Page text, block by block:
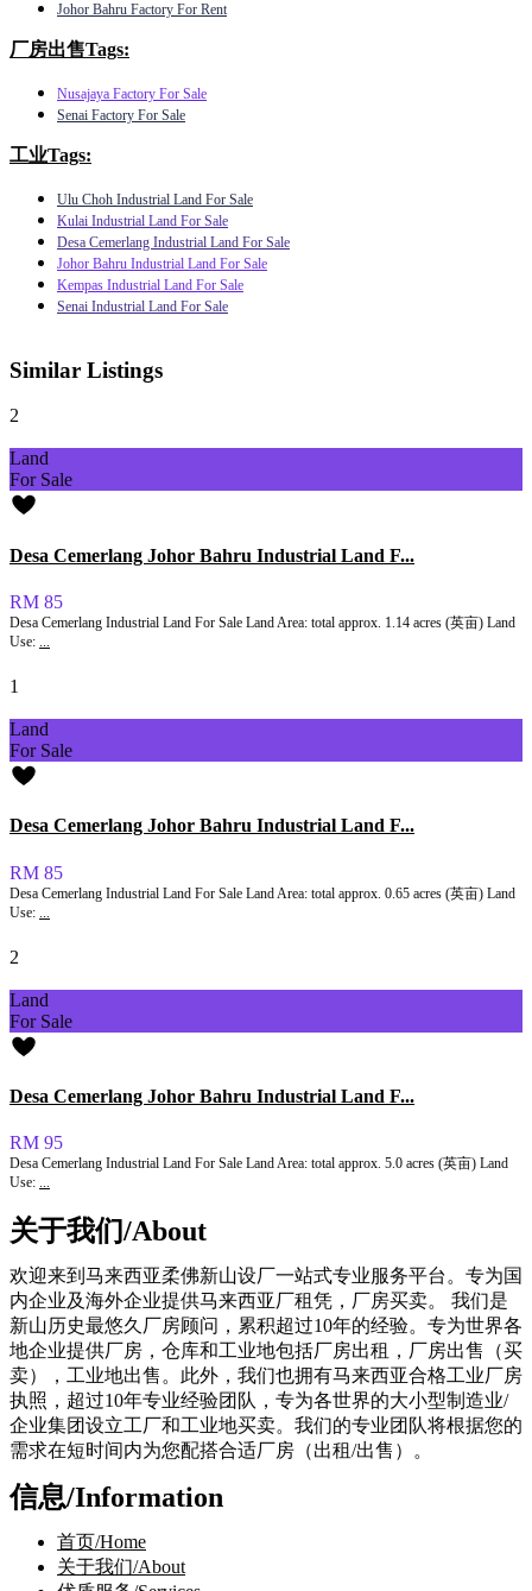
Johor Bahru Factory For Rent
厂房出售Tags:
Nusajaya Factory For Sale
Senai Factory For Sale
工业Tags:
Ulu Choh Industrial Land For Sale
Kulai Industrial Land For Sale
Desa Cemerlang Industrial Land For Sale
Johor Bahru Industrial Land For Sale
Kempas Industrial Land For Sale
Senai Industrial Land For Sale
Similar Listings
2
Land
For Sale
Desa Cemerlang Johor Bahru Industrial Land F...
RM 85
Desa Cemerlang Industrial Land For Sale Land Area: total approx. 1.14 acres (英亩) Land
Use: ...
1
Land
For Sale
Desa Cemerlang Johor Bahru Industrial Land F...
RM 85
Desa Cemerlang Industrial Land For Sale Land Area: total approx. 0.65 acres (英亩) Land
Use:
2
Land
For Sale
Desa Cemerlang Johor Bahru Industrial Land F...
RM 95
Desa Cemerlang Industrial Land For Sale Land Area: total approx. 5.0 acres (英亩) Land
Use: ...
关于我们/About
欢迎来到马来西亚柔佛新山设厂一站式专业服务平台。专为国
内企业及海外企业提供马来西亚厂租凭，厂房买卖。 我们是
新山历史最悠久厂房顾问，累积超过10年的经验。专为世界各
地企业提供厂房，仓库和工业地包括厂房出租，厂房出售（买
卖），工业地出售。此外，我们也拥有马来西亚合格工业厂房
执照，超过10年专业经验团队，专为各世界的大小型制造业/
企业集团设立工厂和工业地买卖。我们的专业团队将根据您的
需求在短时间内为您配搭合适厂房（出租/出售）。
信息/Information
首页/Home
关于我们/About